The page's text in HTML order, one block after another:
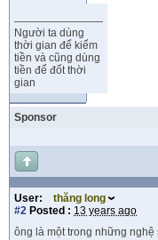
Người ta dùng
thời gian để kiếm
tiền và cũng dùng
tiền để đốt thời
gian
Sponsor
User:
thăng long
#2 Posted : 13 years ago
ông là một trong những